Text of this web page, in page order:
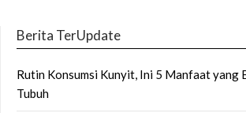
Berita TerUpdate
Rutin Konsumsi Kunyit, Ini 5 Manfaat yang
Tubuh